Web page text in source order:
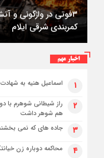
کمربندی شرقی ایلام
اخبار مهم
۱ اسماعیل هنیه به
۲
راز شیطانی شوهرم با
هم شوهر داشت
۳ جاده های که نمی
۴ محاکمه دوباره زن